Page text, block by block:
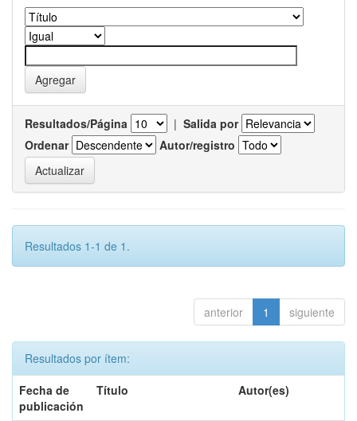
Resultados/Página | Salida por
Ordenar
Autor/registro
Resultados 1-1 de 1.
anterior 1 siguiente
Resultados por ítem:
Fecha de
publicación
Título Autor(es)